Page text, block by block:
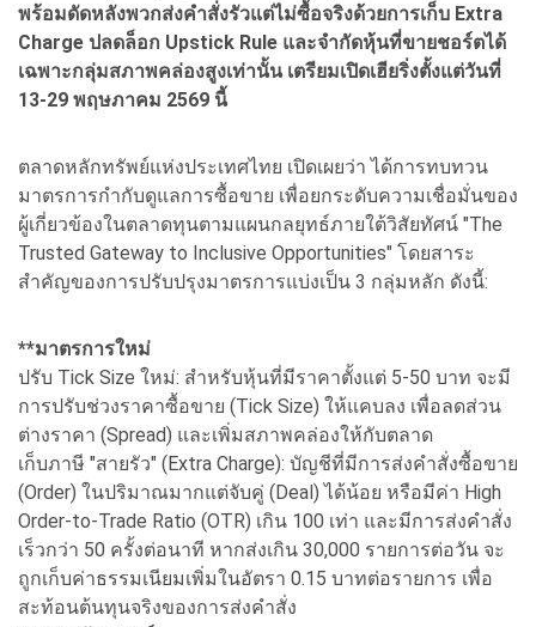
พร้อมดัดหลังพวกส่งคำสั่งรัวแต่ไม่ซื้อจริงด้วยการเก็บ Extra
Charge ปลดล็อก Upstick Rule และจำกัดหุ้นที่ขายชอร์ตได้
เฉพาะกลุ่มสภาพคล่องสูงเท่านั้น เตรียมเปิดเฮียริ่งตั้งแต่วันที่
13-29 พฤษภาคม 2569 นี้
ตลาดหลักทรัพย์แห่งประเทศไทย เปิดเผยว่า ได้การทบทวน
มาตรการกำกับดูแลการซื้อขาย เพื่อยกระดับความเชื่อมั่นของ
ผู้เกี่ยวข้องในตลาดทุนตามแผนกลยุทธ์ภายใต้วิสัยทัศน์ "The
Trusted Gateway to Inclusive Opportunities" โดยสาระ
สำคัญของการปรับปรุงมาตรการแบ่งเป็น 3 กลุ่มหลัก ดังนี้:
**มาตรการใหม่
ปรับ Tick Size ใหม่: สำหรับหุ้นที่มีราคาตั้งแต่ 5-50 บาท จะมี
การปรับช่วงราคาซื้อขาย (Tick Size) ให้แคบลง เพื่อลดส่วน
ต่างราคา (Spread) และเพิ่มสภาพคล่องให้กับตลาด
เก็บภาษี "สายรัว" (Extra Charge): บัญชีที่มีการส่งคำสั่งซื้อขาย
(Order) ในปริมาณมากแต่จับคู่ (Deal) ได้น้อย หรือมีค่า High
Order-to-Trade Ratio (OTR) เกิน 100 เท่า และมีการส่งคำสั่ง
เร็วกว่า 50 ครั้งต่อนาที หากส่งเกิน 30,000 รายการต่อวัน จะ
ถูกเก็บค่าธรรมเนียมเพิ่มในอัตรา 0.15 บาทต่อรายการ เพื่อ
สะท้อนต้นทุนจริงของการส่งคำสั่ง